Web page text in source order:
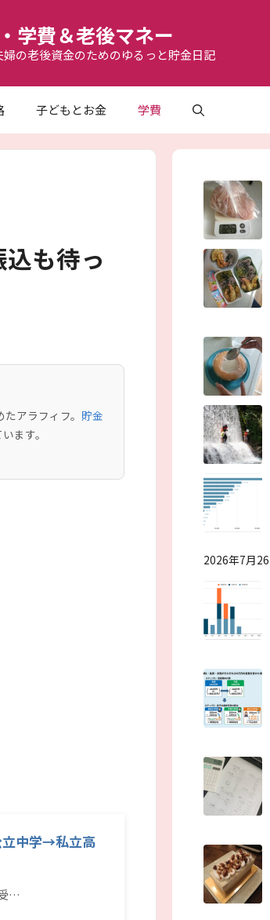
学費＆老後マネー
の老後資金のためのゆるっと貯金日記
子どもとお金 学費
も待っ
アラフィフ。 貯金
ます。
立中学→私立高
…
2026年7月